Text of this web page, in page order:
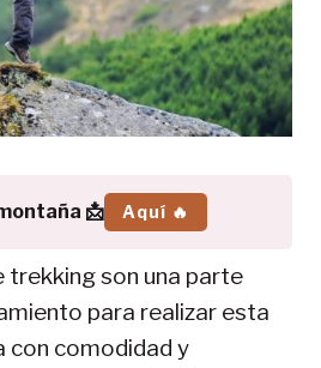
📩 Aquí 🔥
trekking son una parte
para realizar esta
con comodidad y